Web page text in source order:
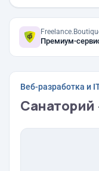
Премиум-
Веб-разработка и
Санаторий